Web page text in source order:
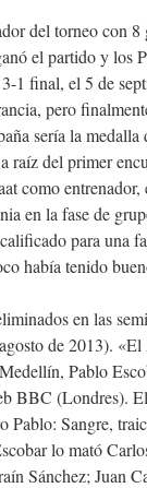
del torneo con
el partido y los
1 final, el 5 de
pero
sería la
raíz del primer
como
en la fase de
para una
había tenido
en las
de 2013).
Pablo
BBC (Londres).
Pablo: Sangre,
lo mató
Sánchez; Juan